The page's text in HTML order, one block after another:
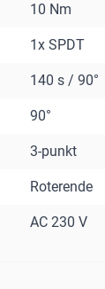
10 Nm
1x SPDT
140 s / 90°
90°
3-punkt
Roterende
AC 230 V